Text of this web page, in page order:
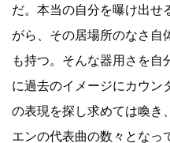
だ。本当の自分を曝け出せ
がら、その居場所のなさ自
も持つ。そんな器用さを自
に過去のイメージにカウン
の表現を探し求めては喚き
エンの代表曲の数々となっ